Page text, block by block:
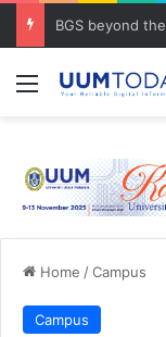
Menu
Home /Campus
Campus